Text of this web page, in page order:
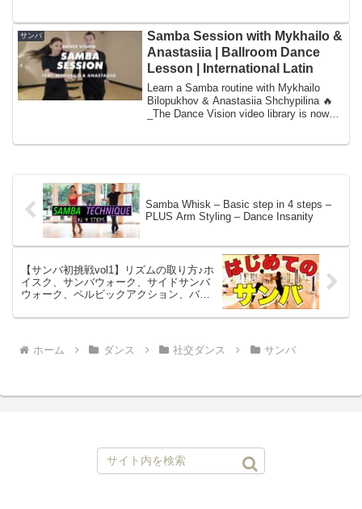
サンバ
Samba Session with Mykhailo &
Anastasiia | Ballroom Dance
Lesson | International Latin
Learn a Samba routine with Mykhailo
Bilopukhov & Anastasiia Shchypilina 🔥
_The Dance Vision video library is now
Samba Whisk – Basic step in 4 steps –
PLUS Arm Styling – Dance Insanity
【サンバ初挑戦vol1】リズムの取り方♪ホ
イスク、サンバウォーク、サイドサンバ
ウォーク、ペルビックアクション、バウ
ホーム ダンス 社交ダンス サンバ